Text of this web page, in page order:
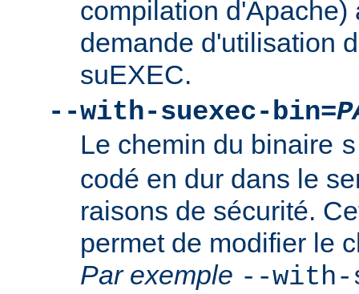
compilation d'Apache)
demande d'utilisation
suEXEC.
--with-suexec-bin=
Le chemin du binaire
codé en dur dans le
raisons de sécurité.
permet de modifier le
Par exemple --with-